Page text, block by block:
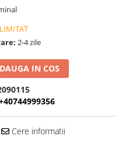
2-4 zile
IN COS
Cere informatii